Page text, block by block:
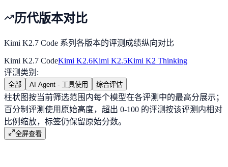
历代版本对比
Kimi K2.7 Code 系列各版本的评测成绩纵向对比
Kimi K2.7 CodeKimi K2.6Kimi K2.5Kimi K2 Thinking
评测类别 :
全部 AI Agent - 工具使用 综合评估
柱状图按当前筛选范围内每个模型在各评测中的最高分展示；
百分制评测使用原始高度，超出 0-100 的评测按该评测内相对
比例缩放，标签仍保留原始分数。
全屏查看